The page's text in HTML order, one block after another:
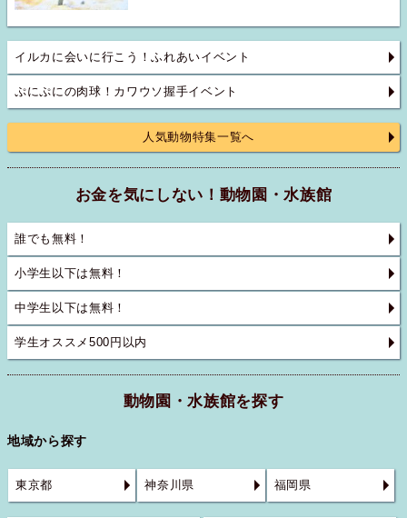
イルカに会いに行こう！ふれあいイベント
ぷにぷにの肉球！カワウソ握手イベント
人気動物特集一覧へ
お金を気にしない！動物園・水族館
誰でも無料！
小学生以下は無料！
中学生以下は無料！
学生オススメ500円以内
動物園・水族館を探す
地域から探す
東京都 神奈川県 福岡県